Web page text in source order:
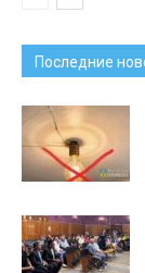
Последние